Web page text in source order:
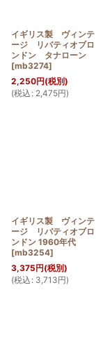
イギリス製 ヴィンテ
ージ リバティオブロ
ンドン タナローン
[mb3274]
2,250円(税別)
(税込 : 2,475円)
イギリス製 ヴィンテ
ージ リバティオブロ
ンドン 1960年代
[mb3254]
3,375円(税別)
(税込 : 3,713円)